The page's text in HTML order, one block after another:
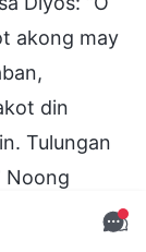
akong may
din
Tulungan
Noong
tungkol sa